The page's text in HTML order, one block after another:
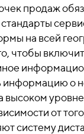
продаж
на всей
чтобы
информацию о
высоком
от
систему